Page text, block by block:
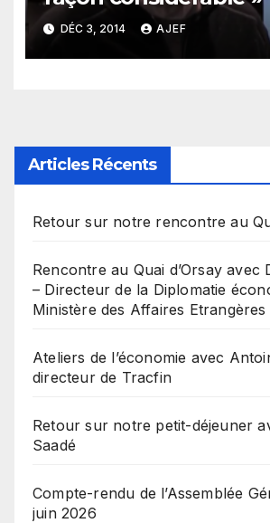
DÉC 3, 2014 AJEF
Articles Récents
Retour sur notre rencontre au
Rencontre au Quai d’Orsay avec
– Directeur de la Diplomatie
Ministère des Affaires Etrangères
Ateliers de l’économie avec
directeur de Tracfin
Retour sur notre petit-déjeuner
Saadé
Compte-rendu de l’Assemblée
juin 2026